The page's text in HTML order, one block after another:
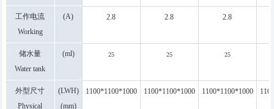
工作电流
Working
储水量
Water tank
外型尺寸
Physical
(A)
(ml)
(LWH)
(mm)
2.8
25
1100*1100*1000
2.8
25
1100*1100*1000
2.8
25
1100*1100*1000